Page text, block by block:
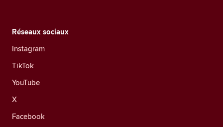
Réseaux sociaux
Instagram
TikTok
YouTube
X
Facebook